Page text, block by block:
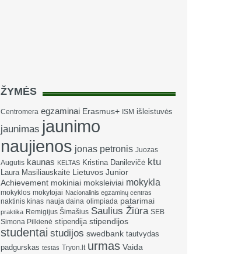
ŽYMĖS
Centromera egzaminai Erasmus+ ISM išleistuvės
jaunimas jaunimo
naujienos jonas petronis Juozas
Augutis kaunas KELTAS Kristina Danilevičė ktu
Laura Masiliauskaitė Lietuvos Junior
Achievement mokiniai moksleiviai mokykla
mokyklos mokytojai Nacionalinis egzaminų centras
naktinis kinas nauja daina olimpiada patarimai
praktika Remigijus Šimašius Saulius Žiūra SEB
Simona Pilkienė stipendija stipendijos
studentai studijos swedbank tautvydas
padgurskas testas Tryon.lt urmas Vaida